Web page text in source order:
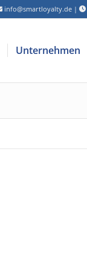
info@smartloyalty.de |
Unternehmen